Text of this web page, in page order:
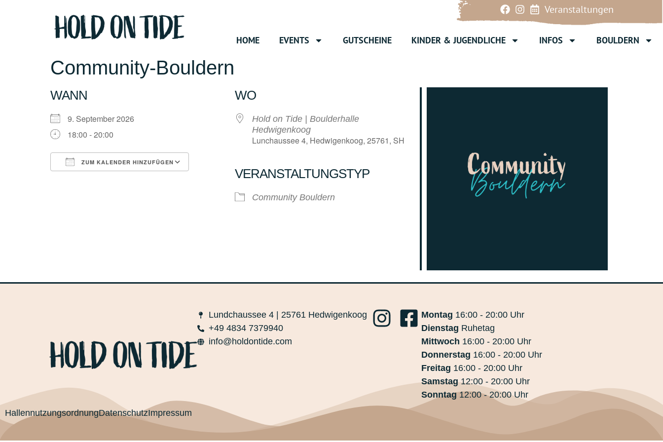
Veranstaltungen
HOME EVENTS GUTSCHEINE KINDER & JUGENDLICHE INFOS BOULDERN
Community-Bouldern
WANN
9. September 2026
18:00 - 20:00
ZUM KALENDER HINZUFÜGEN
Google Kalender iCalendar Office 365
WO
Hold on Tide | Boulderhalle
Hedwigenkoog
Lunchaussee 4, Hedwigenkoog, 25761, SH
VERANSTALTUNGSTYP
Community Bouldern
Lundchaussee 4 | 25761 Hedwigenkoog
+49 4834 7379940
info@holdontide.com
Montag 16:00 - 20:00 Uhr
Dienstag Ruhetag
Mittwoch 16:00 - 20:00 Uhr
Donnerstag 16:00 - 20:00 Uhr
Freitag 16:00 - 20:00 Uhr
Samstag12:00 - 20:00 Uhr
Sonntag12:00 - 20:00 Uhr
HallennutzungsordnungDatenschutzImpressum